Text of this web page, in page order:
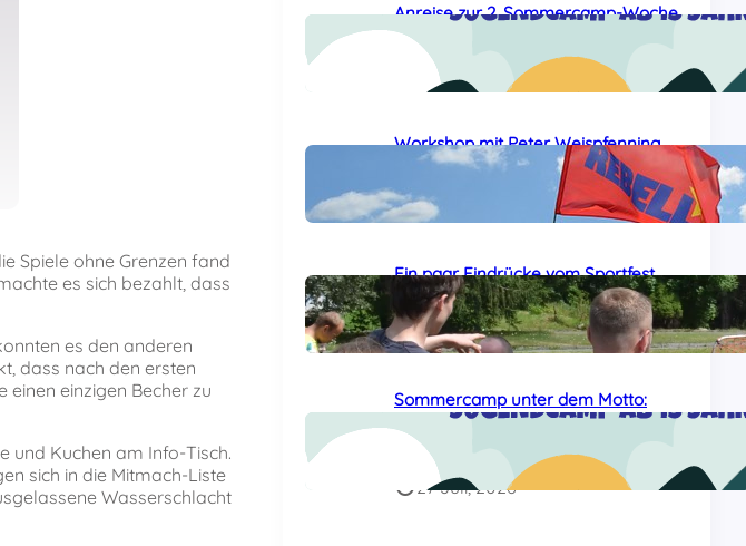
Spiele ohne Grenzen fand
es sich bezahlt, dass
es den anderen
dass nach den ersten
einzigen Becher zu
und Kuchen am Info-Tisch.
sich in die Mitmach-Liste
Wasserschlacht
Anreise zur 2. Sommercamp-Woche
aus Baden-Württemberg
24 Juli, 2026
Workshop mit Peter Weispfenning
auf dem Sommercamp
29 Juli, 2026
Ein paar Eindrücke vom Sportfest
auf dem Sommercamp
29 Juli, 2026
Sommercamp unter dem Motto:
„Das Al-Awda-Krankenhaus wird
leben!“ am Samstag gestartet
27 Juli, 2026